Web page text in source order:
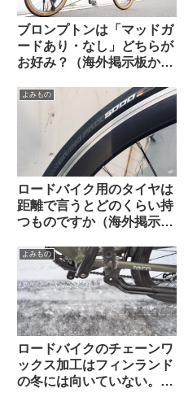
ブロンプトンは「マッドガ
ードあり・なし」どちらが
お好み？（海外掲示板か
よみもの
ロードバイク用のタイヤは
距離で言うとどのくらい持
つものですか（海外掲示板
よみもの
ロードバイクのチェーンワ
ックス加工はフィンランド
の冬には向いていない。大